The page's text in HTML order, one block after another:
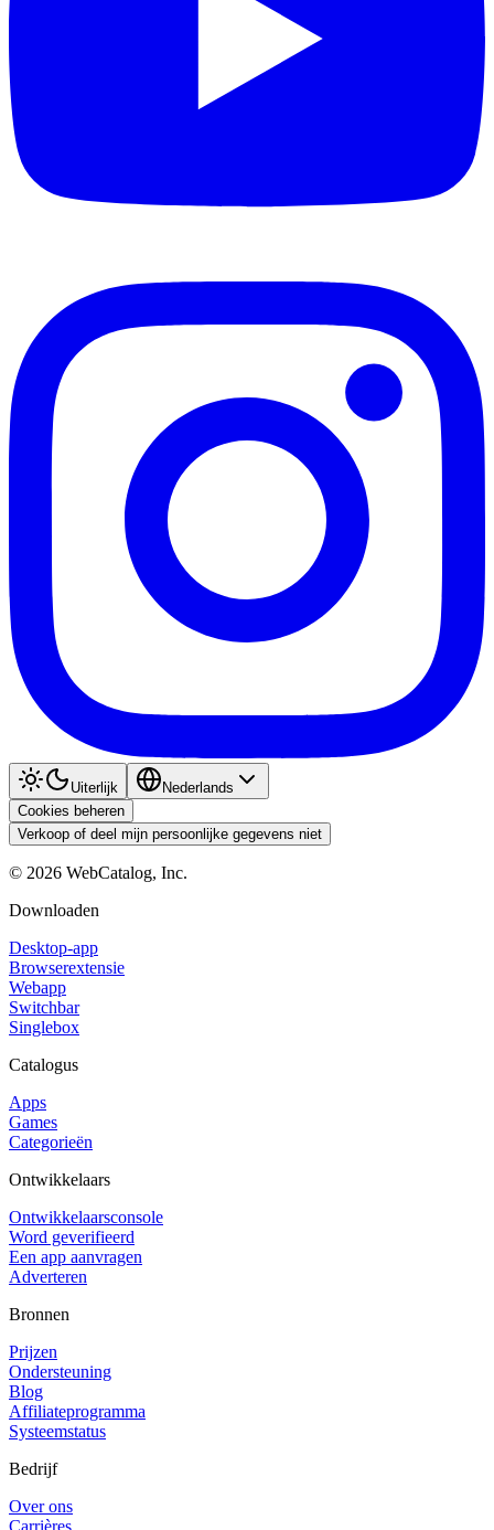
Uiterlijk
Nederlands
Cookies beheren
Verkoop of deel mijn persoonlijke gegevens niet
© 2026 WebCatalog, Inc.
Downloaden
Desktop-app
Browserextensie
Webapp
Switchbar
Singlebox
Catalogus
Apps
Games
Categorieën
Ontwikkelaars
Ontwikkelaarsconsole
Word geverifieerd
Een app aanvragen
Adverteren
Bronnen
Prijzen
Ondersteuning
Blog
Affiliateprogramma
Systeemstatus
Bedrijf
Over ons
Carrières